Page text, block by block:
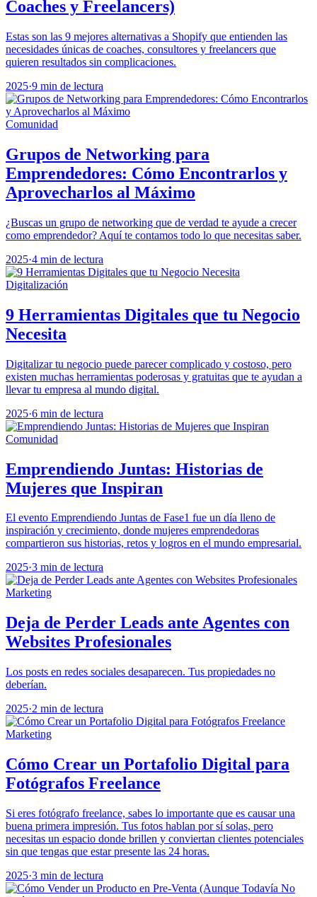
Coaches y Freelancers)
Estas son las 9 mejores alternativas a Shopify que entienden las
necesidades únicas de coaches, consultores y freelancers que
quieren resultados sin complicaciones.
2025·9 min de lectura
Comunidad
Grupos de Networking para
Emprendedores: Cómo Encontrarlos y
Aprovecharlos al Máximo
¿Buscas un grupo de networking que de verdad te ayude a crecer
como emprendedor? Aquí te contamos todo lo que necesitas saber.
2025·4 min de lectura
Digitalización
9 Herramientas Digitales que tu Negocio
Necesita
Digitalizar tu negocio puede parecer complicado y costoso, pero
existen muchas herramientas poderosas y gratuitas que te ayudan a
llevar tu empresa al mundo digital.
2025·6 min de lectura
Comunidad
Emprendiendo Juntas: Historias de
Mujeres que Inspiran
El evento Emprendiendo Juntas de Fase1 fue un día lleno de
inspiración y crecimiento, donde mujeres emprendedoras
compartieron sus historias, retos y logros en el mundo empresarial.
2025·3 min de lectura
Marketing
Deja de Perder Leads ante Agentes con
Websites Profesionales
Los posts en redes sociales desaparecen. Tus propiedades no
deberían.
2025·2 min de lectura
Marketing
Cómo Crear un Portafolio Digital para
Fotógrafos Freelance
Si eres fotógrafo freelance, sabes lo importante que es causar una
buena primera impresión. Tus fotos hablan por sí solas, pero
necesitas un espacio donde brillen y conviertan clientes potenciales
sin que tengas que estar presente las 24 horas.
2025·3 min de lectura